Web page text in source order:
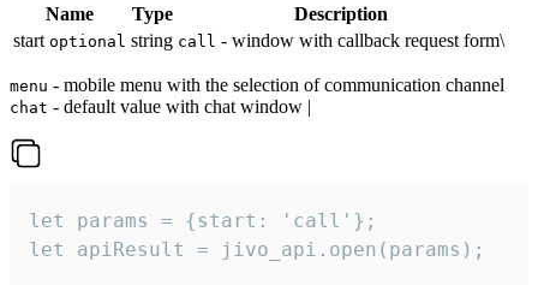
Name Type
Description
start optional string call - window with callback request form\
menu - mobile menu with the selection of communication channel
chat - default value with chat window |
let params = {start: 'call'};
let apiResult = jivo_api.open(params);